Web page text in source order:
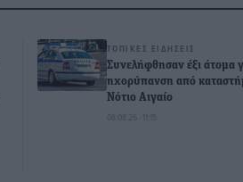
ΤΟΠΙΚΈΣ ΕΙΔΉΣΕΙΣ
Συνελήφθησαν έξι άτομα
ηχορύπανση από
Νότιο Αιγαίο
08.08.26 · 11:15